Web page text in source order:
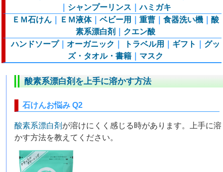
シャンプーリンス ｜ハミガキ
ＥＭ石けん
ＥＭ液体｜ ベビー用 重曹 食器洗い機
酸
素系漂白剤
クエン酸
ハンドソープ｜ オーガニック トラベル用 ギフト
グッ
ズ・タオル・書籍
マスク
酸素系漂白剤を上手に溶かす方法
石けんお悩み Q2
酸素系漂白剤 が溶けにくく感じる時があります。上手に溶
かす方法を教えてください。